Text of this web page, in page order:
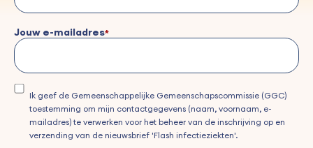
Jouw e-mailadres
Ik geef de Gemeenschappelijke Gemeenschapscommissie (GGC)
toestemming om mijn contactgegevens (naam, voornaam, e-
mailadres) te verwerken voor het beheer van de inschrijving op en
verzending van de nieuwsbrief 'Flash infectieziekten'.